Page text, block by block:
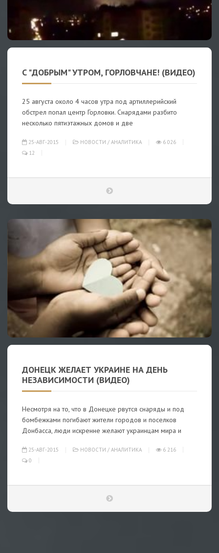
С "ДОБРЫМ" УТРОМ, ГОРЛОВЧАНЕ! (ВИДЕО)
25 августа около 4 часов утра под артиллерийский
обстрел попал центр Горловки. Снарядами разбито
несколько пятиэтажных домов и две
25-АВГ-2015 НОВОСТИ / АНАЛИТИКА
6 026
12
ДОНЕЦК ЖЕЛАЕТ УКРАИНЕ НА ДЕНЬ
НЕЗАВИСИМОСТИ (ВИДЕО)
Несмотря на то, что в Донецке рвутся снаряды и под
бомбежками погибают жители городов и поселков
Донбасса, люди искренне желают украинцам мира и
25-АВГ-2015 НОВОСТИ / АНАЛИТИКА
6 216
0